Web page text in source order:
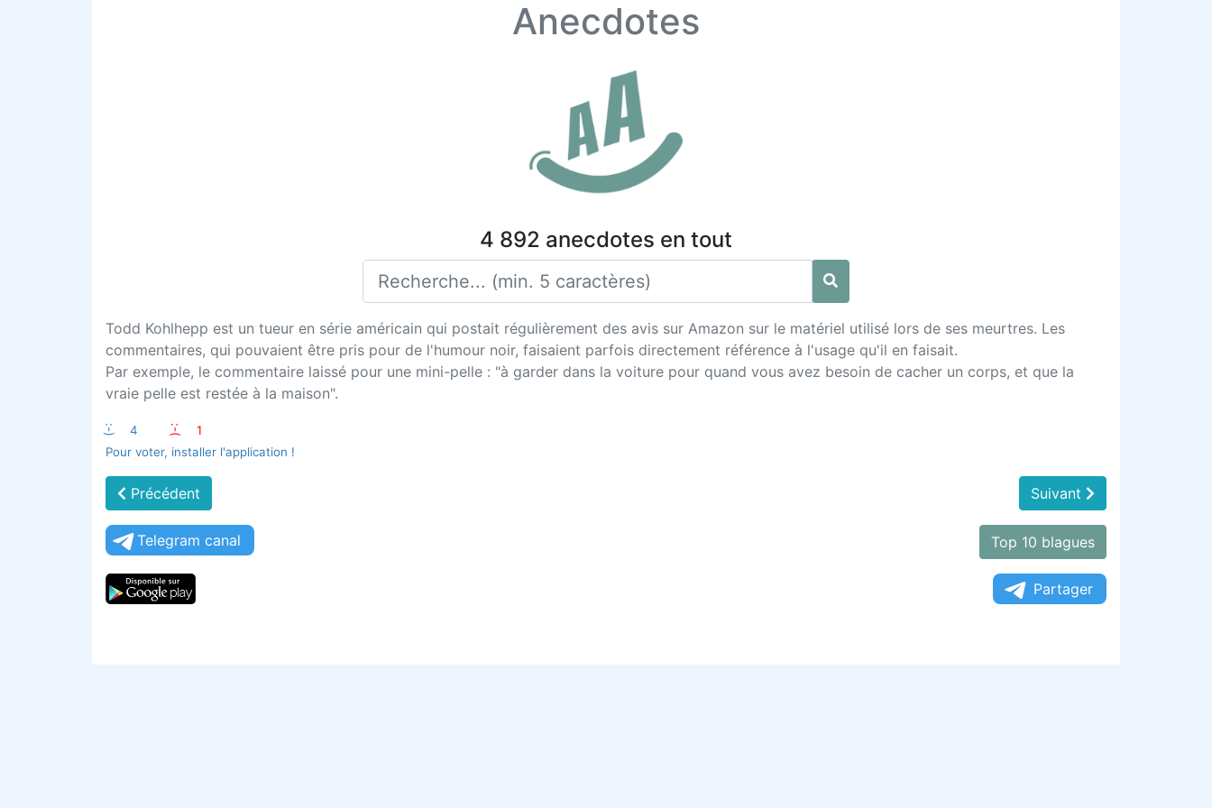
Anecdotes
4 892 anecdotes en tout
Todd Kohlhepp est un tueur en série américain qui postait régulièrement des avis sur Amazon sur le matériel utilisé lors de ses meurtres. Les
commentaires, qui pouvaient être pris pour de l'humour noir, faisaient parfois directement référence à l'usage qu'il en faisait.
Par exemple, le commentaire laissé pour une mini-pelle : "à garder dans la voiture pour quand vous avez besoin de cacher un corps, et que la
vraie pelle est restée à la maison".
:-) 4 :-(
1
Pour voter, installer l'application !
Précédent Suivant
Telegram canal Top 10 blagues
Partager